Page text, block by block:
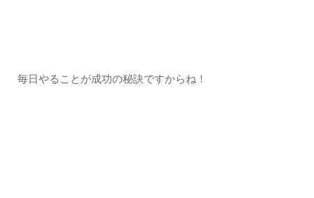
毎日やることが成功の秘訣ですからね！